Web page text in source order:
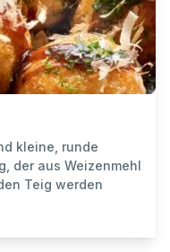
kleine, runde
der aus Weizenmehl
Teig werden